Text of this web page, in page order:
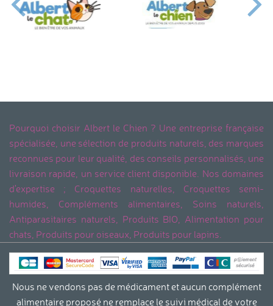
Pourquoi choisir Albert le Chien ? Une entreprise française
spécialisée, une sélection de produits naturels, des marques
reconnues pour leur qualité, des conseils personnalisés, une
livraison rapide, un service client disponible. Nos domaines
d'expertise ; Croquettes naturelles, Croquettes semi-
humides, Compléments alimentaires, Soins naturels,
Antiparasitaires naturels, Produits BIO, Alimentation pour
chats, Produits pour oiseaux, Produits pour lapins.
Nous ne vendons pas de médicament et aucun complément
alimentaire proposé ne remplace le suivi médical de votre